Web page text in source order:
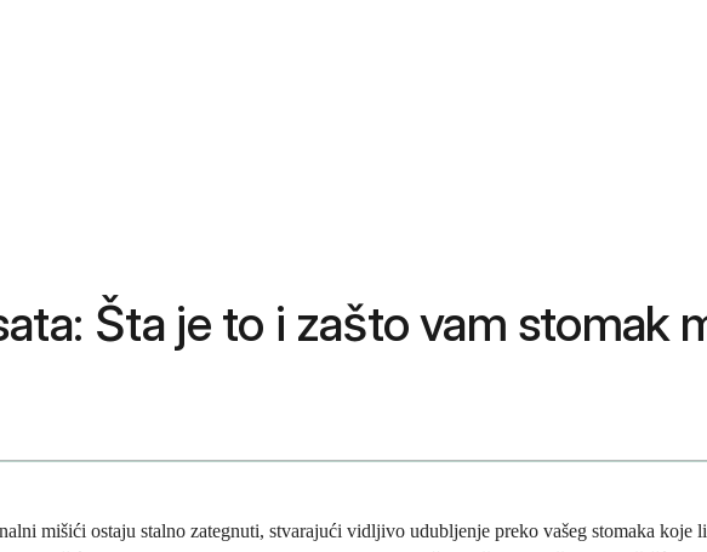
Šta je to i zašto vam stomak
mišići ostaju stalno zategnuti, stvarajući vidljivo udubljenje preko vašeg stomaka koje